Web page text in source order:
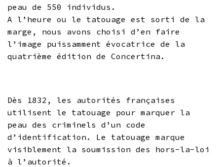
peau de 550 individus.
A l’heure ou le tatouage est sorti de la
marge, nous avons choisi d’en faire
l’image puissamment évocatrice de la
quatrième édition de Concertina.
Dès 1832, les autorités françaises
utilisent le tatouage pour marquer la
peau des criminels d’un code
d’identification. Le tatouage marque
visiblement la soumission des hors-la-loi
à l’autorité.